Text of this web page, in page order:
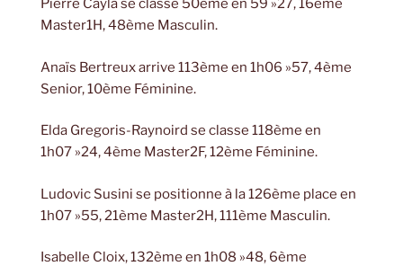
Pierre Cayla se classe 50ème en 59 »27, 16ème
Master1H, 48ème Masculin.
Anaïs Bertreux arrive 113ème en 1h06 »57, 4ème
Senior, 10ème Féminine.
Elda Gregoris-Raynoird se classe 118ème en
1h07 »24, 4ème Master2F, 12ème Féminine.
Ludovic Susini se positionne à la 126ème place en
1h07 »55, 21ème Master2H, 111ème Masculin.
Isabelle Cloix, 132ème en 1h08 »48, 6ème